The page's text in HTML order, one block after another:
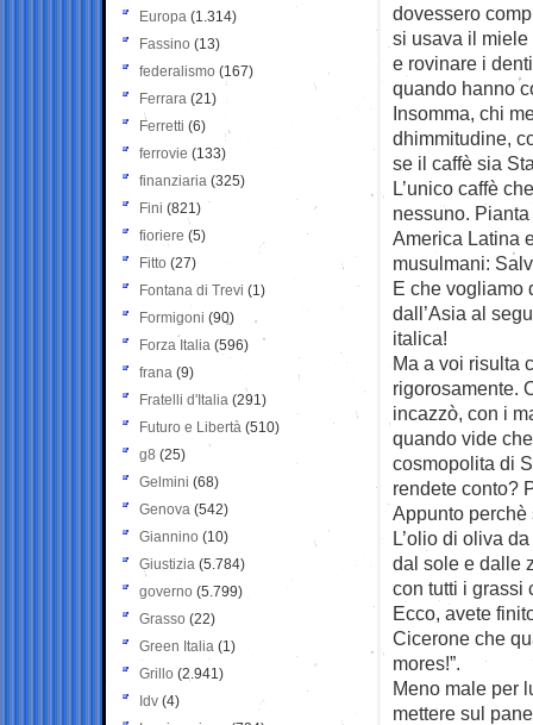
dovessero
si usava il miele
e rovinare i
quando hanno
Insomma, chi
dhimmitudine,
se il caffè sia
L’unico caffè
nessuno.
America Latina
musulmani:
E che vogliamo
dall’Asia al
italica!
Ma a voi risulta
rigorosamente.
incazzò, con i
quando vide
cosmopolita di
rendete conto?
Appunto perchè
L’olio di oliva
dal sole e dalle
con tutti i grassi
Ecco, avete
Cicerone che
mores!”.
Meno male per
mettere sul
Europa (1.314)
Fassino (13)
federalismo (167)
Ferrara (21)
Ferretti (6)
ferrovie (133)
finanziaria (325)
Fini (821)
fioriere (5)
Fitto (27)
Fontana di Trevi (1)
Formigoni (90)
Forza Italia (596)
frana (9)
Fratelli d'Italia (291)
Futuro e Libertà (510)
g8 (25)
Gelmini (68)
Genova (542)
Giannino (10)
Giustizia (5.784)
governo (5.799)
Grasso (22)
Green Italia (1)
Grillo (2.941)
Idv (4)